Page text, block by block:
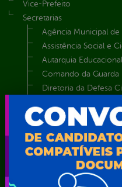
Vice-Prefeito
Secretarias
Agência Municipal
Assistência Social e
Autarquia
Comando da Guarda
Diretoria da Defesa
FUNDAÇÃO
Gabinete da Prefeita
Instituto de
Município de Serra
Obras e Infraestrutura